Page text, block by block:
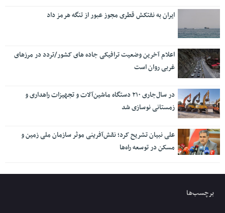
ایران به نفتکش قطری مجوز عبور از تنگه هرمز داد
اعلام آخرین وضعیت ترافیکی جاده های کشور/تردد در مرزهای
غربی روان است
در سال‌جاری ۲۱۰ دستگاه ماشین‌آلات و تجهیزات راهداری و
زمستانی نوسازی شد
علی نبیان تشریح کرد؛ نقش‌آفرینی موثر سازمان ملی زمین و
مسکن در توسعه راه‌ها
برچسب‌ها